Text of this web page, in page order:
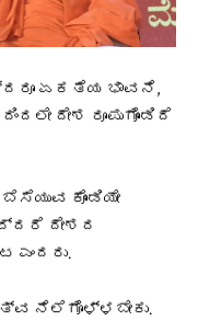
ಏಕತೆಯ ಭಾವನೆ,
ದೇಶ ರೂಪುಗೊಂಡಿದೆ
ಕೊಂಡಿಯೇ
ದೇಶದ
ಎಂದರು.
ನೆಲೆಗೊಳ್ಳಬೇಕು.